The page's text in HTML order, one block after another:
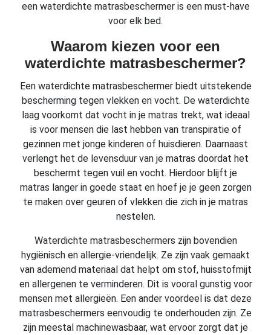
een waterdichte matrasbeschermer is een must-have
voor elk bed.
Waarom kiezen voor een
waterdichte matrasbeschermer?
Een waterdichte matrasbeschermer biedt uitstekende
bescherming tegen vlekken en vocht. De waterdichte
laag voorkomt dat vocht in je matras trekt, wat ideaal
is voor mensen die last hebben van transpiratie of
gezinnen met jonge kinderen of huisdieren. Daarnaast
verlengt het de levensduur van je matras doordat het
beschermt tegen vuil en vocht. Hierdoor blijft je
matras langer in goede staat en hoef je je geen zorgen
te maken over geuren of vlekken die zich in je matras
nestelen.
Waterdichte matrasbeschermers zijn bovendien
hygiënisch en allergie-vriendelijk. Ze zijn vaak gemaakt
van ademend materiaal dat helpt om stof, huisstofmijt
en allergenen te verminderen. Dit is vooral gunstig voor
mensen met allergieën. Een ander voordeel is dat deze
matrasbeschermers eenvoudig te onderhouden zijn. Ze
zijn meestal machinewasbaar, wat ervoor zorgt dat je